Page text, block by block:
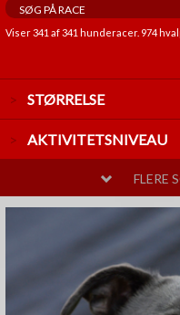
Viser341 af341 hunderacer. 974
STØRRELSE
LILLE
AKTIVITETSNIVEAU
MELLEM
MELLEM
MEGET
TEMPERAMENT
MELLEM
ANDRE EGENSKABER
GOD TIL AGILITY
FLERE